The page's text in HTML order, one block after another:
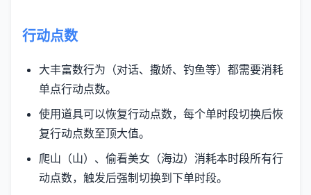
行动点数
大丰富数行为（对话、撒娇、钓鱼等）都需要消耗
单点行动点数。
使用道具可以恢复行动点数，每个单时段切换后恢
复行动点数至顶大值。
爬山（山）、偷看美女（海边）消耗本时段所有行
动点数，触发后强制切换到下单时段。